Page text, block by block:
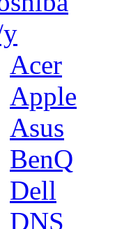
Acer
Apple
Asus
BenQ
Dell
DNS